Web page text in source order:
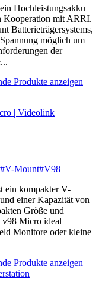
Hochleistungsakku
Kooperation mit ARRI.
Batterieträgersystems,
möglich um
der
Produkte anzeigen
#V-Mount#V98
ein kompakter V-
einer Kapazität von
Größe und
Micro ideal
Monitore oder kleine
Produkte anzeigen